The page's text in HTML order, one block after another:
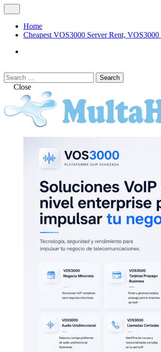
Skip
to
content
Menu
Home
Cheapest VOS3000 Server Rent, VOS3000
Search
Search
for:Close
VOS3000
MULTAHOST Blog for